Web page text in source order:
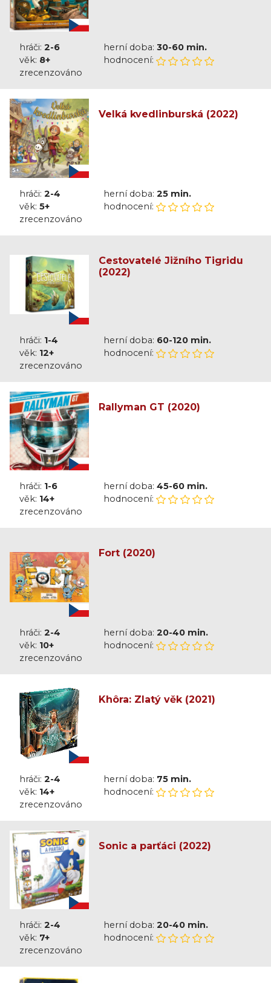
hráči: 2-6 herní doba: 30-60 min.
věk: 8+
hodnocení:
zrecenzováno
Velká kvedlinburská (2022)
hráči: 2-4 herní doba: 25 min.
věk: 5+
hodnocení:
zrecenzováno
Cestovatelé Jižního Tigridu
(2022)
hráči: 1-4 herní doba: 60-120 min.
věk: 12+
hodnocení:
zrecenzováno
Rallyman GT (2020)
hráči: 1-6 herní doba: 45-60 min.
věk: 14+
hodnocení:
zrecenzováno
Fort (2020)
hráči: 2-4 herní doba: 20-40 min.
věk: 10+
hodnocení:
zrecenzováno
Khôra: Zlatý věk (2021)
hráči: 2-4 herní doba: 75 min.
věk: 14+
hodnocení:
zrecenzováno
Sonic a parťáci (2022)
hráči: 2-4 herní doba: 20-40 min.
věk: 7+
hodnocení:
zrecenzováno